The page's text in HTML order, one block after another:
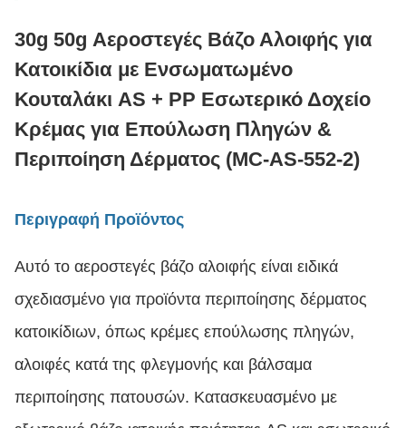
30g 50g Αεροστεγές Βάζο Αλοιφής για
Κατοικίδια με Ενσωματωμένο
Κουταλάκι AS + PP Εσωτερικό Δοχείο
Κρέμας για Επούλωση Πληγών &
Περιποίηση Δέρματος (MC-AS-552-2)
Περιγραφή Προϊόντος
Αυτό το αεροστεγές βάζο αλοιφής είναι ειδικά
σχεδιασμένο για προϊόντα περιποίησης δέρματος
κατοικίδιων, όπως κρέμες επούλωσης πληγών,
αλοιφές κατά της φλεγμονής και βάλσαμα
περιποίησης πατουσών. Κατασκευασμένο με